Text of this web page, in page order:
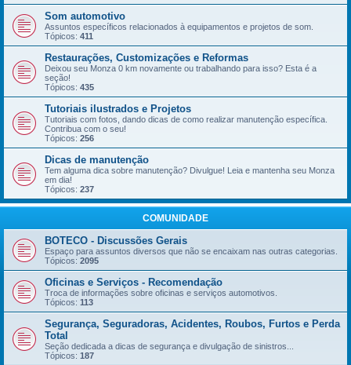
Som automotivo
Assuntos específicos relacionados à equipamentos e projetos de som.
Tópicos: 411
Restaurações, Customizações e Reformas
Deixou seu Monza 0 km novamente ou trabalhando para isso? Esta é a
seção!
Tópicos: 435
Tutoriais ilustrados e Projetos
Tutoriais com fotos, dando dicas de como realizar manutenção específica.
Contribua com o seu!
Tópicos: 256
Dicas de manutenção
Tem alguma dica sobre manutenção? Divulgue! Leia e mantenha seu Monza
em dia!
Tópicos: 237
COMUNIDADE
BOTECO - Discussões Gerais
Espaço para assuntos diversos que não se encaixam nas outras categorias.
Tópicos: 2095
Oficinas e Serviços - Recomendação
Troca de informações sobre oficinas e serviços automotivos.
Tópicos: 113
Segurança, Seguradoras, Acidentes, Roubos, Furtos e Perda
Total
Seção dedicada a dicas de segurança e divulgação de sinistros...
Tópicos: 187